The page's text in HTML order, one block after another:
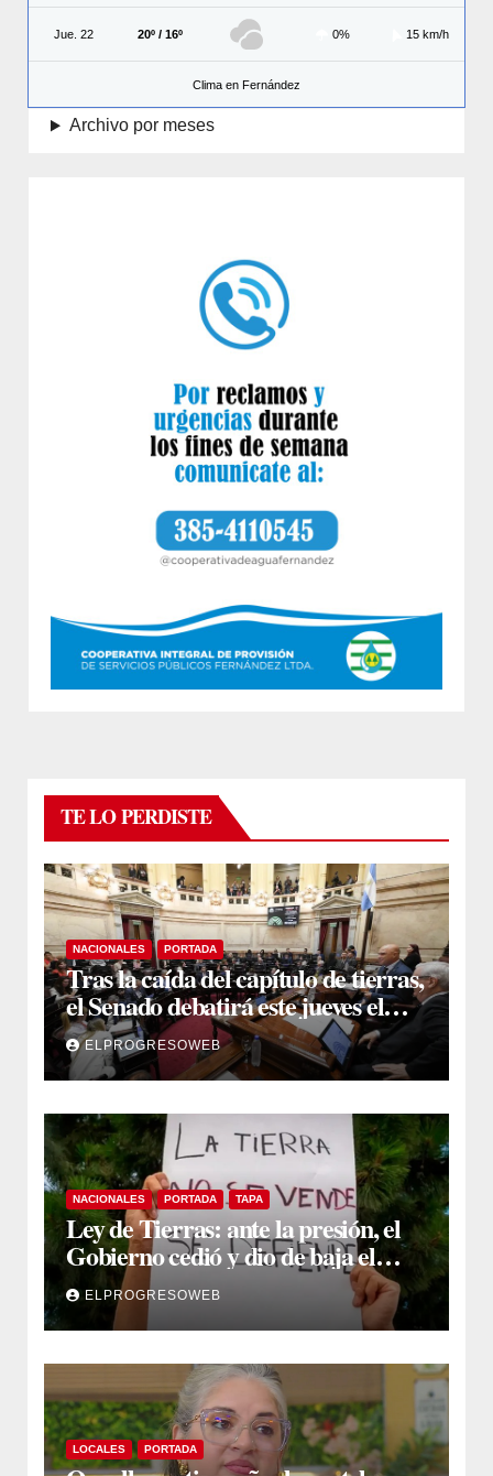
Jue. 22 20º / 16º 0% 15 km/h
Clima en Fernández
Archivo por meses
TE LO PERDISTE
NACIONALES PORTADA
Tras la caída del capítulo de tierras,
el Senado debatirá este jueves el
proyecto sobre propiedad privada
ELPROGRESOWEB
NACIONALES PORTADA TAPA
Ley de Tierras: ante la presión, el
Gobierno cedió y dio de baja el
capítulo de la polémica
ELPROGRESOWEB
LOCALES PORTADA